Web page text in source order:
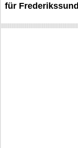
für Frederikssund